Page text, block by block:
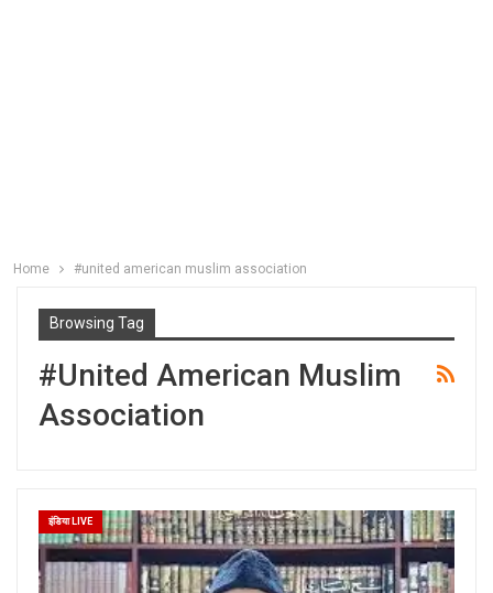
Home #united american muslim association
Browsing Tag
#united American Muslim
Association
इंडिया LIVE